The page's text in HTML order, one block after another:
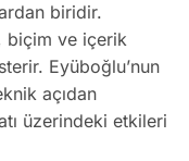
biridir.
biçim ve içerik
Eyüboğlu’nun
açıdan
üzerindeki etkileri